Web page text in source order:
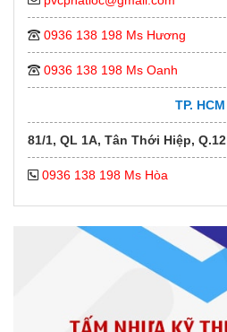
0936 138 198 Ms Hương
0936 138 198 Ms Oanh
TP. HCM
81/1, QL 1A, Tân Thới Hiệp, Q.12
0936 138 198 Ms Hòa